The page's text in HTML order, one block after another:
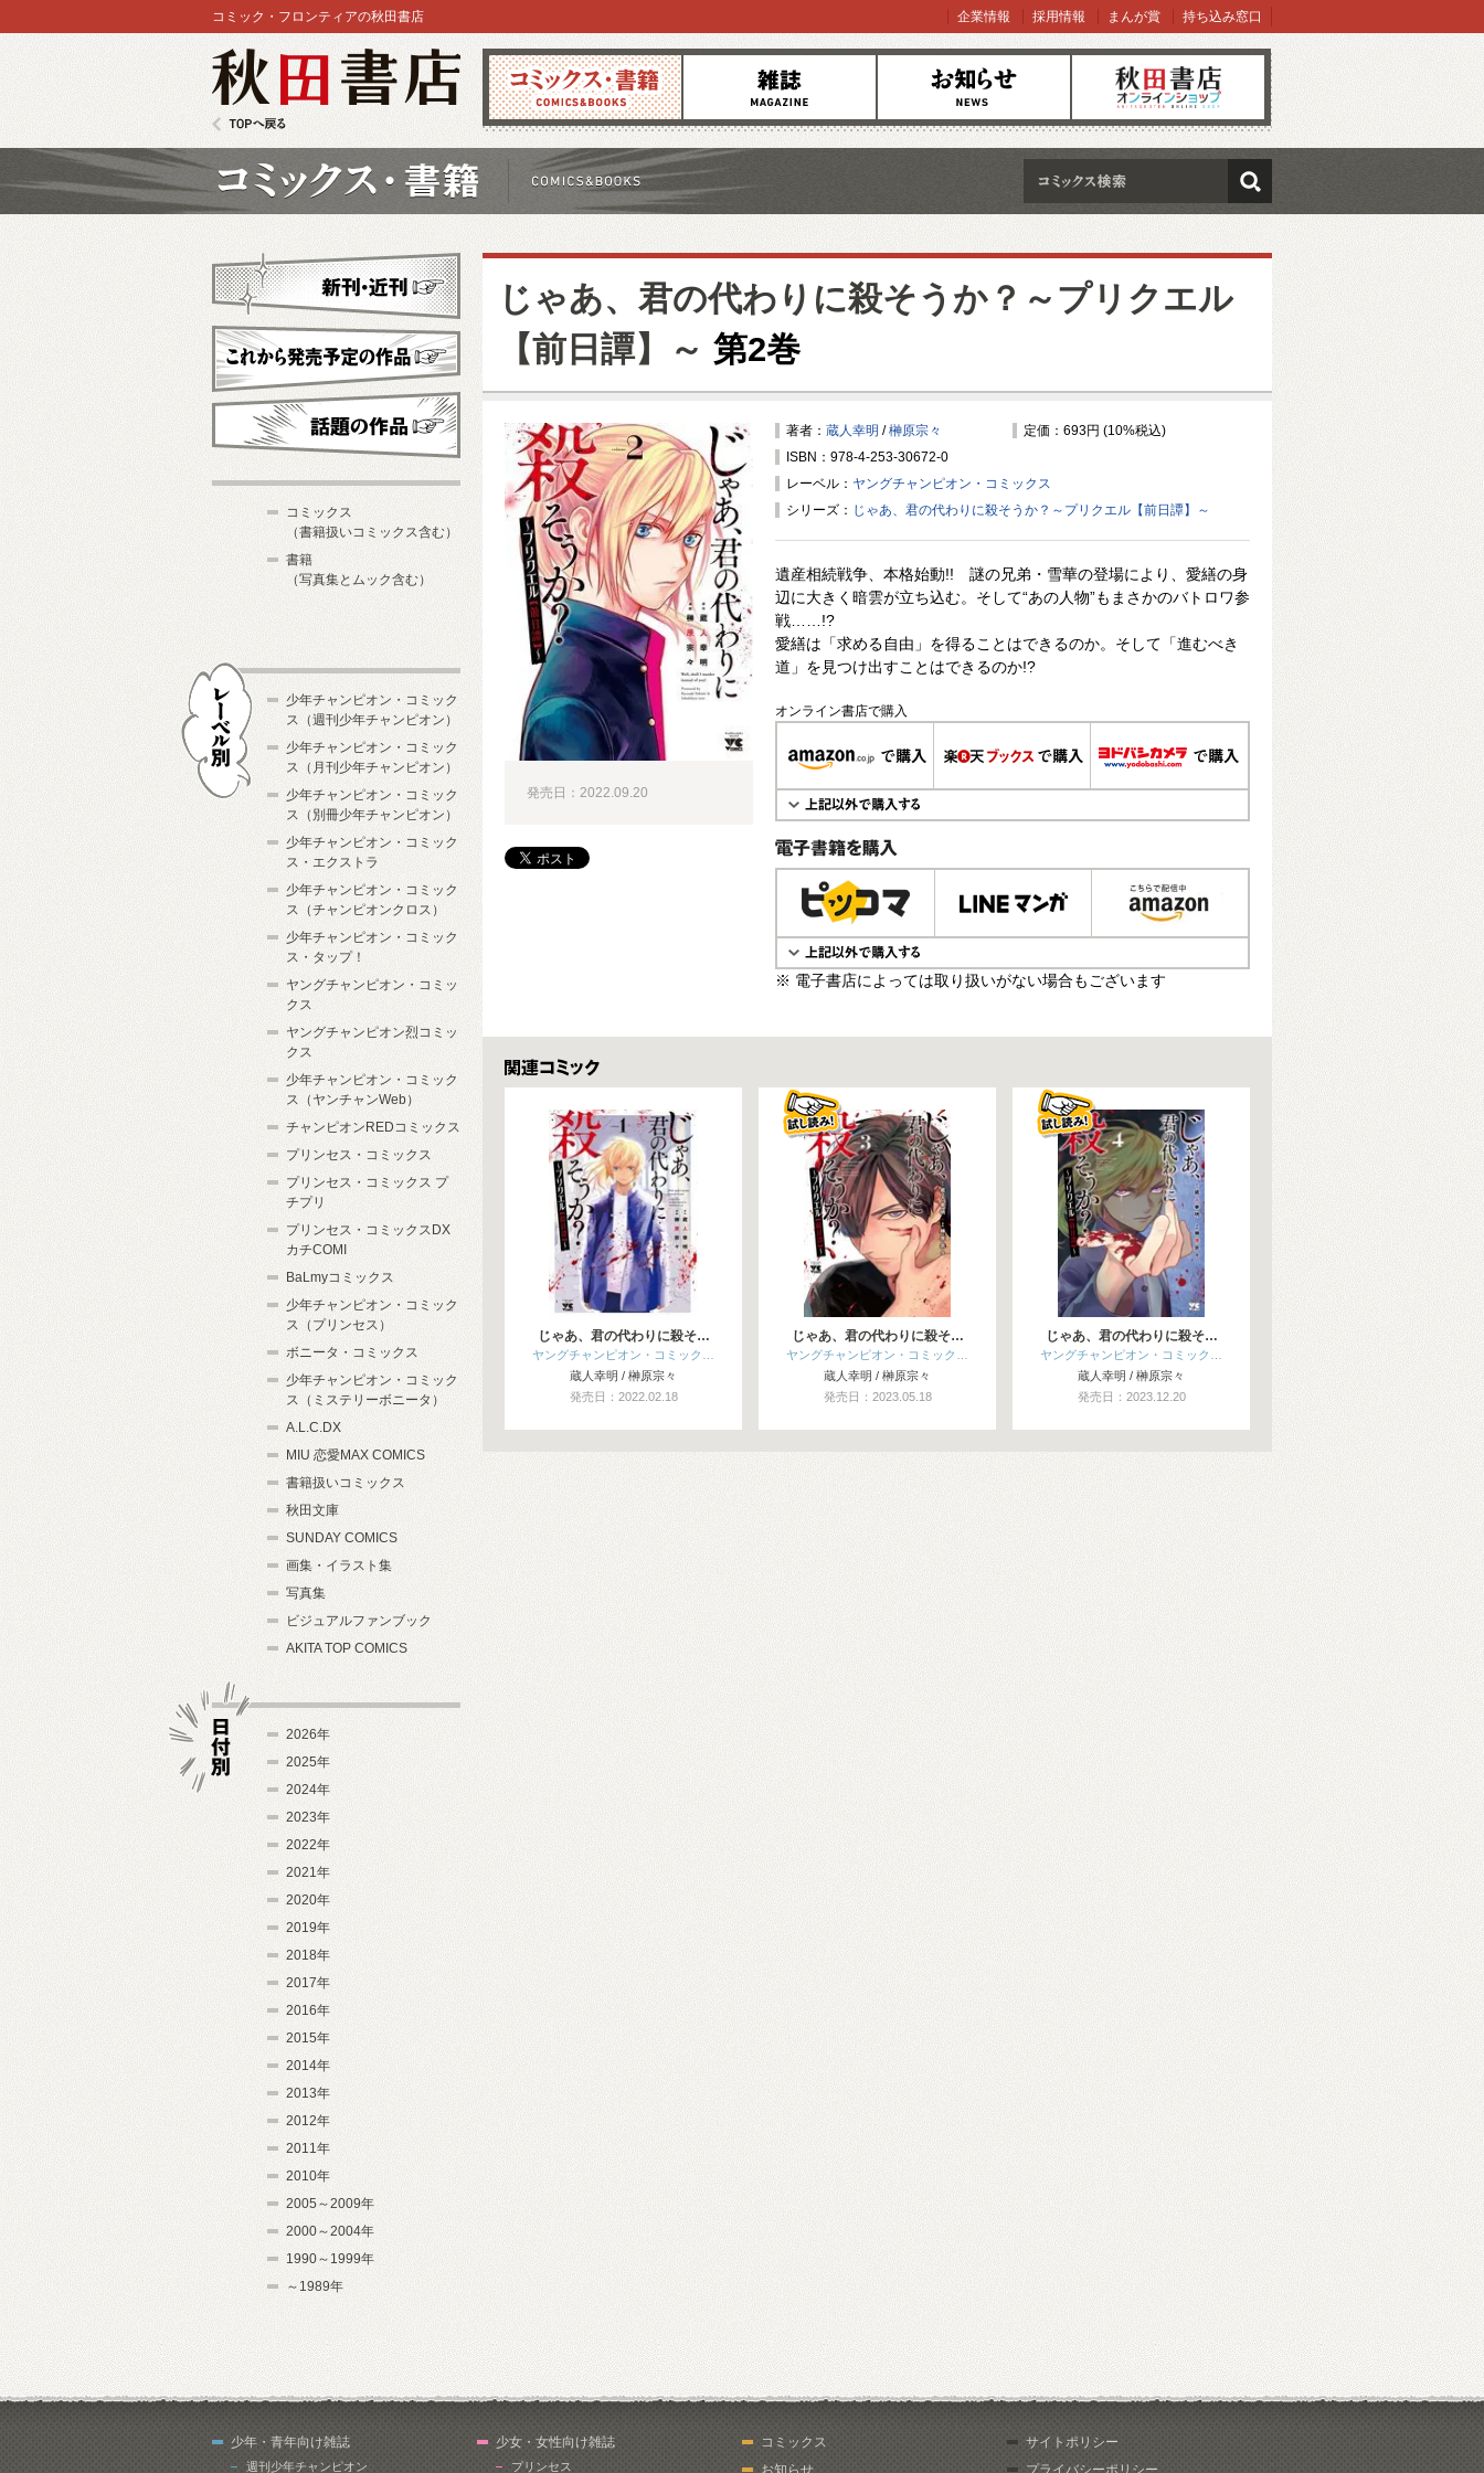
コミックス 雑誌 お知らせ オンラインショップ
コミック・フロンティアの秋田書店 企業情報 採用情報 まんが賞 持ち込み窓口
検索
じゃあ、君の代わりに殺そうか？～プリクエル
【前日譚】～ 第2巻
著者： 蔵人幸明 /榊原宗々
定価：693円 (10%税込)
ISBN：978-4-253-30672-0
レーベル： ヤングチャンピオン・コミックス
シリーズ： じゃあ、君の代わりに殺そうか？～プリクエル【前日譚】～
遺産相続戦争、本格始動!! 謎の兄弟・雪華の登場により、愛繕の身
辺に大きく暗雲が立ち込む。そして“あの人物”もまさかのバトロワ参
戦……!?
愛繕は「求める自由」を得ることはできるのか。そして「進むべき
道」を見つけ出すことはできるのか!?
オンライン書店で購入
電子書籍で購入
※ 電子書店によっては取り扱いがない場合もございます
発売日：2022.09.20
関連コミックス
じゃあ、君の代わりに殺そ…
ヤングチャンピオン・コミック…
蔵人幸明 / 榊原宗々
発売日：2022.02.18
じゃあ、君の代わりに殺そ…
ヤングチャンピオン・コミック…
蔵人幸明 / 榊原宗々
発売日：2023.05.18
じゃあ、君の代わりに殺そ…
ヤングチャンピオン・コミック…
蔵人幸明 / 榊原宗々
発売日：2023.12.20
新刊・近刊
これから発売予定
コミックス
（書籍扱いコミックス含む）
書籍
（写真集とムック含む）
少年チャンピオン・コミック
ス（週刊少年チャンピオン）
少年チャンピオン・コミック
ス（月刊少年チャンピオン）
少年チャンピオン・コミック
ス（別冊少年チャンピオン）
少年チャンピオン・コミック
ス・エクストラ
少年チャンピオン・コミック
ス（チャンピオンクロス）
少年チャンピオン・コミック
ス・タップ！
ヤングチャンピオン・コミッ
クス
ヤングチャンピオン烈コミッ
クス
少年チャンピオン・コミック
ス（ヤンチャンWeb）
チャンピオンREDコミックス
プリンセス・コミックス
プリンセス・コミックス プ
チプリ
プリンセス・コミックスDX
カチCOMI
BaLmyコミックス
少年チャンピオン・コミック
ス（プリンセス）
ボニータ・コミックス
少年チャンピオン・コミック
ス（ミステリーボニータ）
A.L.C.DX
MIU 恋愛MAX COMICS
書籍扱いコミックス
秋田文庫
SUNDAY COMICS
画集・イラスト集
写真集
ビジュアルファンブック
AKITA TOP COMICS
2026年
2025年
2024年
2023年
2022年
2021年
2020年
2019年
2018年
2017年
2016年
2015年
2014年
2013年
2012年
2011年
2010年
2005～2009年
2000～2004年
1990～1999年
～1989年
少年・青年向け雑誌
週刊少年チャンピオン
少女・女性向け雑誌
プリンセス
コミックス
お知らせ
サイトポリシー
プライバシーポリシー